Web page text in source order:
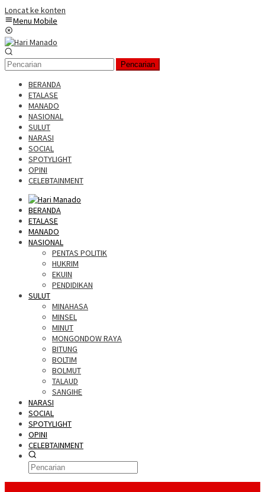
Loncat ke konten
Menu Mobile
Pencarian
BERANDA
ETALASE
MANADO
NASIONAL
SULUT
NARASI
SOCIAL
SPOTYLIGHT
OPINI
CELEBTAINMENT
BERANDA
ETALASE
MANADO
NASIONAL
PENTAS POLITIK
HUKRIM
EKUIN
PENDIDIKAN
SULUT
MINAHASA
MINSEL
MINUT
MONGONDOW RAYA
BITUNG
BOLTIM
BOLMUT
TALAUD
SANGIHE
NARASI
SOCIAL
SPOTYLIGHT
OPINI
CELEBTAINMENT